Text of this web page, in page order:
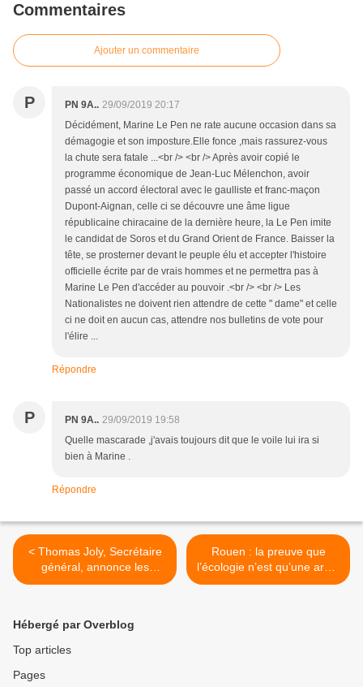
Commentaires
Ajouter un commentaire
P PN 9A.. 29/09/2019 20:17
Décidément, Marine Le Pen ne rate aucune occasion dans sa
démagogie et son imposture.Elle fonce ,mais rassurez-vous
la chute sera fatale ...<br /> <br /> Après avoir copié le
programme économique de Jean-Luc Mélenchon, avoir
passé un accord électoral avec le gaulliste et franc-maçon
Dupont-Aignan, celle ci se découvre une âme ligue
républicaine chiracaine de la dernière heure, la Le Pen imite
le candidat de Soros et du Grand Orient de France. Baisser la
tête, se prosterner devant le peuple élu et accepter l'histoire
officielle écrite par de vrais hommes et ne permettra pas à
Marine Le Pen d'accéder au pouvoir .<br /> <br /> Les
Nationalistes ne doivent rien attendre de cette " dame" et celle
ci ne doit en aucun cas, attendre nos bulletins de vote pour
l'élire ...
Répondre
P PN 9A.. 29/09/2019 19:58
Quelle mascarade ,j'avais toujours dit que le voile lui ira si
bien à Marine .
Répondre
< Thomas Joly, Secrétaire
général, annonce les
prochains rendez-vous
Rouen : la preuve que
l’écologie n’est qu’une arme
politique >
Hébergé par Overblog
Top articles
Pages